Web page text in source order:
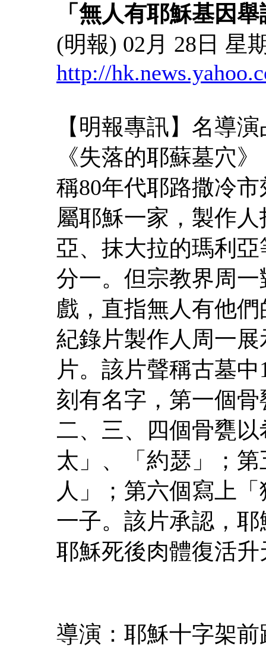
「無人有耶穌基因
(明報) 02月 28日 星
http://
【明報專訊】名導
《失落的耶蘇墓穴
稱80年代耶路撒冷
屬耶穌一家，製作
亞、抹大拉的瑪利
分一。但宗教界周
戲，直指無人有他
紀錄片製作人周一
片。該片聲稱古墓
刻有名字，第一個
二、三、四個骨甕
太」、「約瑟」；
人」；第六個寫上
一子。該片承認，
耶穌死後肉體復活升
導演：耶穌十字架